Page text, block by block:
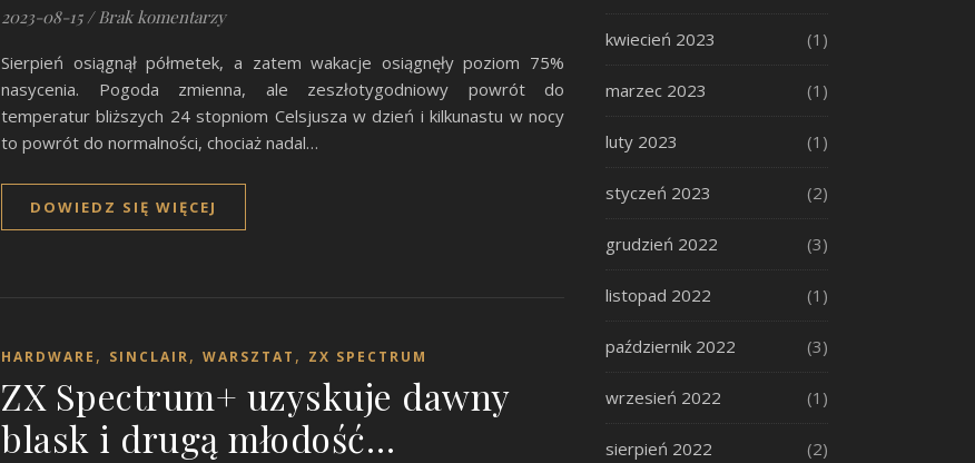
2023-08-15 / Brak komentarzy
Sierpień osiągnął półmetek, a zatem wakacje osiągnęły poziom 75%
nasycenia. Pogoda zmienna, ale zeszłotygodniowy powrót do
temperatur bliższych 24 stopniom Celsjusza w dzień i kilkunastu w nocy
to powrót do normalności, chociaż nadal…
DOWIEDZ SIĘ WIĘCEJ
HARDWARE , SINCLAIR, WARSZTAT , ZX SPECTRUM
ZX Spectrum+ uzyskuje dawny
blask i drugą młodość…
kwiecień 2023 (1)
marzec 2023 (1)
luty 2023 (1)
styczeń 2023 (2)
grudzień 2022 (3)
listopad 2022 (1)
październik 2022 (3)
wrzesień 2022 (1)
sierpień 2022 (2)